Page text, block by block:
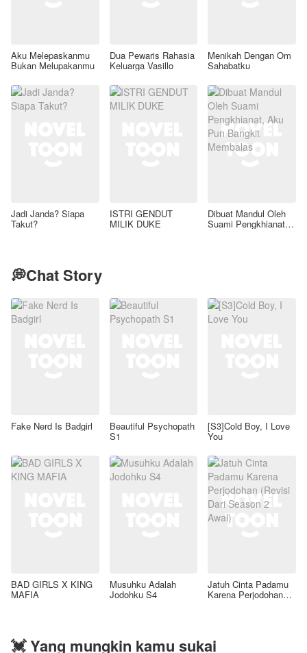
Aku Melepaskanmu
Bukan Melupakanmu
Dua Pewaris Rahasia
Keluarga Vasillo
Menikah Dengan Om
Sahabatku
Jadi Janda? Siapa
Takut?
ISTRI GENDUT
MILIK DUKE
Dibuat Mandul Oleh
Suami Pengkhianat,
💭Chat Story
Fake Nerd Is Badgirl Beautiful Psychopath
S1
[S3]Cold Boy, I Love
You
BAD GIRLS X KING
MAFIA
Musuhku Adalah
Jodohku S4
Jatuh Cinta Padamu
Karena Perjodohan
💓 Yang mungkin kamu sukai